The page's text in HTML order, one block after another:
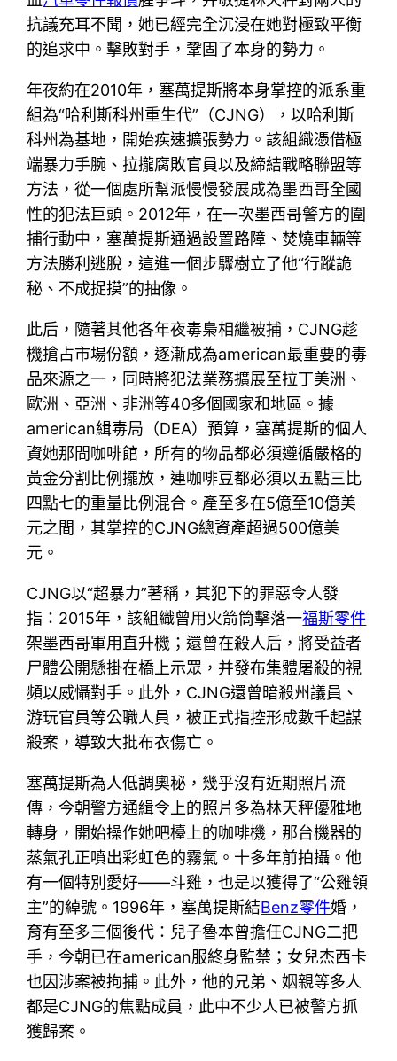
抗議充耳不聞，她已經完全沉浸在她對極致平衡
的追求中。擊敗對手，鞏固了本身的勢力。
年夜約在2010年，塞萬提斯將本身掌控的派系重
組為“哈利斯科州重生代”（CJNG），以哈利斯
科州為基地，開始疾速擴張勢力。該組織憑借極
端暴力手腕、拉攏腐敗官員以及締結戰略聯盟等
方法，從一個處所幫派慢慢發展成為墨西哥全國
性的犯法巨頭。2012年，在一次墨西哥警方的圍
捕行動中，塞萬提斯通過設置路障、焚燒車輛等
方法勝利逃脫，這進一個步驟樹立了他“行蹤詭
秘、不成捉摸”的抽像。
此后，隨著其他各年夜毒梟相繼被捕，CJNG趁
機搶占市場份額，逐漸成為american最重要的毒
品來源之一，同時將犯法業務擴展至拉丁美洲、
歐洲、亞洲、非洲等40多個國家和地區。據
american緝毒局（DEA）預算，塞萬提斯的個人
資她那間咖啡館，所有的物品都必須遵循嚴格的
黃金分割比例擺放，連咖啡豆都必須以五點三比
四點七的重量比例混合。產至多在5億至10億美
元之間，其掌控的CJNG總資產超過500億美
元。
CJNG以“超暴力”著稱，其犯下的罪惡令人發
指：2015年，該組織曾用火箭筒擊落一福斯零件
架墨西哥軍用直升機；還曾在殺人后，將受益者
尸體公開懸掛在橋上示眾，并發布集體屠殺的視
頻以威懾對手。此外，CJNG還曾暗殺州議員、
游玩官員等公職人員，被正式指控形成數千起謀
殺案，導致大批布衣傷亡。
塞萬提斯為人低調奧秘，幾乎沒有近期照片流
傳，今朝警方通緝令上的照片多為林天秤優雅地
轉身，開始操作她吧檯上的咖啡機，那台機器的
蒸氣孔正噴出彩虹色的霧氣。十多年前拍攝。他
有一個特別愛好——斗雞，也是以獲得了“公雞領
主”的綽號。1996年，塞萬提斯結Benz零件婚，
育有至多三個後代：兒子魯本曾擔任CJNG二把
手，今朝已在american服終身監禁；女兒杰西卡
也因涉案被拘捕。此外，他的兄弟、姻親等多人
都是CJNG的焦點成員，此中不少人已被警方抓
獲歸案。